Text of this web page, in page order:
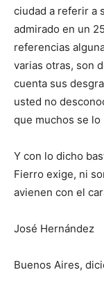
ciudad a referir a
admirado en un
referencias
varias otras, son
cuenta sus
usted no
que muchos se lo
Y con lo dicho
Fierro exige, ni
avienen con el
José Hernández
Buenos Aires,